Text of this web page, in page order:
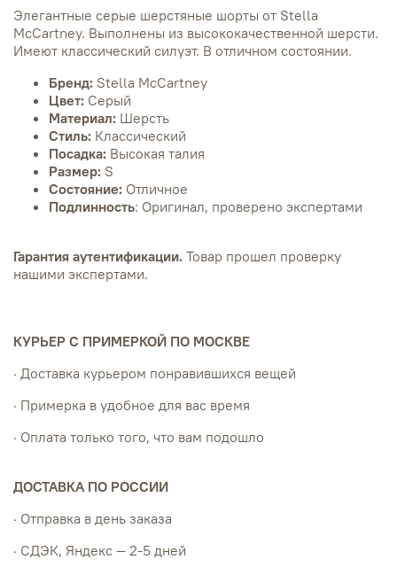
Элегантные серые шерстяные шорты от Stella
McCartney. Выполнены из высококачественной шерсти.
Имеют классический силуэт. В отличном состоянии.
Бренд: Stella McCartney
Цвет: Серый
Материал: Шерсть
Стиль: Классический
Посадка: Высокая талия
Размер: S
Состояние: Отличное
Подлинность: Оригинал, проверено экспертами
Гарантия аутентификации. Товар прошел проверку
нашими экспертами.
КУРЬЕР С ПРИМЕРКОЙ ПО МОСКВЕ
· Доставка курьером понравившихся вещей
· Примерка в удобное для вас время
· Оплата только того, что вам подошло
ДОСТАВКА ПО РОССИИ
· Отправка в день заказа
· СДЭК, Яндекс — 2-5 дней